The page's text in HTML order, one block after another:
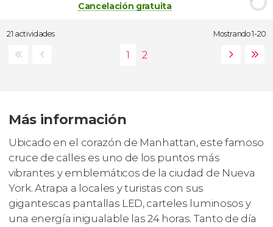
Cancelación gratuita
21 actividades Mostrando 1-20
Más información
Ubicado en el corazón de Manhattan, este famoso
cruce de calles es uno de los puntos más
vibrantes y emblemáticos de la ciudad de Nueva
York. Atrapa a locales y turistas con sus
gigantescas pantallas LED, carteles luminosos y
una energía inigualable las 24 horas. Tanto de día